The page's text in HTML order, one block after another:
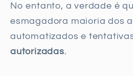
No entanto, a verdade é
esmagadora maioria dos
automatizados e
autorizadas.